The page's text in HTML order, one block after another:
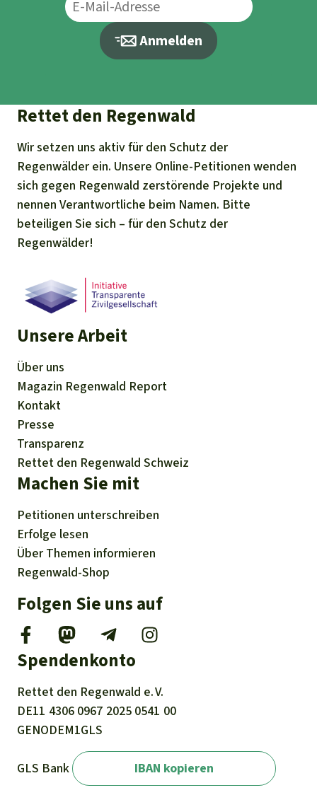
Anmelden
Rettet den Regenwald
Wir setzen uns aktiv für den Schutz der
Regenwälder ein. Unsere Online-Petitionen wenden
sich gegen Regenwald zerstörende Projekte und
nennen Verantwortliche beim Namen. Bitte
beteiligen Sie sich – für den Schutz der
Regenwälder!
Unsere Arbeit
Über uns
Magazin Regenwald Report
Kontakt
Presse
Transparenz
Rettet den Regenwald Schweiz
Machen Sie mit
Petitionen unterschreiben
Erfolge lesen
Über Themen informieren
Regenwald-Shop
Folgen Sie uns auf
Spendenkonto
Rettet den Regenwald e. V.
DE11 4306 0967 2025 0541 00
GENODEM1GLS
GLS Bank IBAN kopieren